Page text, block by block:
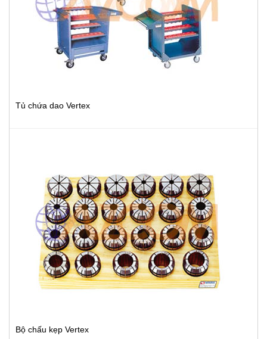
Tủ chứa dao Vertex
Bộ chấu kẹp Vertex